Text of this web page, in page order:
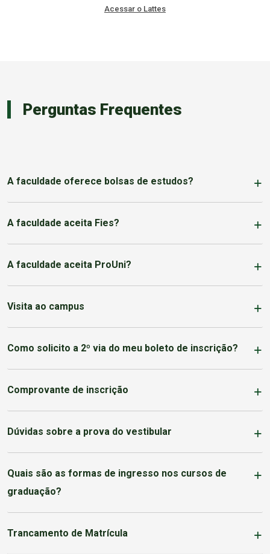
Acessar o Lattes
Perguntas Frequentes
A faculdade oferece bolsas de estudos?
A faculdade aceita Fies?
A faculdade aceita ProUni?
Visita ao campus
Como solicito a 2º via do meu boleto de inscrição?
Comprovante de inscrição
Dúvidas sobre a prova do vestibular
Quais são as formas de ingresso nos cursos de
graduação?
Trancamento de Matrícula